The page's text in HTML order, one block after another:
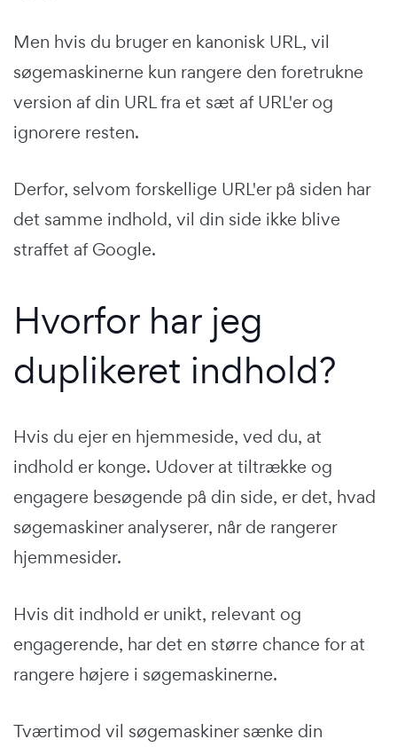
Men hvis du bruger en kanonisk URL, vil
søgemaskinerne kun rangere den foretrukne
version af din URL fra et sæt af URL'er og
ignorere resten.
Derfor, selvom forskellige URL'er på siden har
det samme indhold, vil din side ikke blive
straffet af Google.
Hvorfor har jeg
duplikeret indhold?
Hvis du ejer en hjemmeside, ved du, at
indhold er konge. Udover at tiltrække og
engagere besøgende på din side, er det, hvad
søgemaskiner analyserer, når de rangerer
hjemmesider.
Hvis dit indhold er unikt, relevant og
engagerende, har det en større chance for at
rangere højere i søgemaskinerne.
Tværtimod vil søgemaskiner sænke din